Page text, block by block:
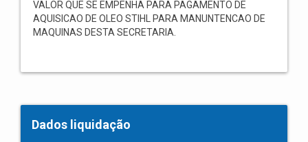
VALOR QUE SE EMPENHA PARA PAGAMENTO DE
AQUISICAO DE OLEO STIHL PARA MANUNTENCAO DE
MAQUINAS DESTA SECRETARIA.
Dados liquidação